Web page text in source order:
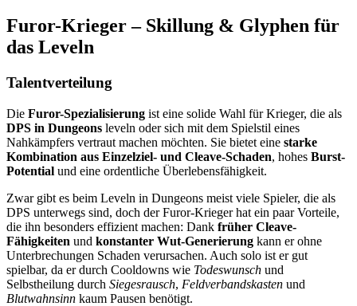
Furor-Krieger – Skillung & Glyphen für
das Leveln
Talentverteilung
Die Furor-Spezialisierung ist eine solide Wahl für Krieger, die als
DPS in Dungeons leveln oder sich mit dem Spielstil eines
Nahkämpfers vertraut machen möchten. Sie bietet eine starke
Kombination aus Einzelziel- und Cleave-Schaden, hohes Burst-
Potential und eine ordentliche Überlebensfähigkeit.
Zwar gibt es beim Leveln in Dungeons meist viele Spieler, die als
DPS unterwegs sind, doch der Furor-Krieger hat ein paar Vorteile,
die ihn besonders effizient machen: Dank früher Cleave-
Fähigkeiten und konstanter Wut-Generierung kann er ohne
Unterbrechungen Schaden verursachen. Auch solo ist er gut
spielbar, da er durch Cooldowns wie Todeswunsch und
Selbstheilung durch Siegesrausch, Feldverbandskasten und
Blutwahnsinn kaum Pausen benötigt.